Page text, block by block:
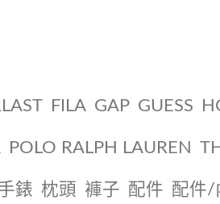
FILA GAP GUESS
POLO RALPH LAUREN
錶 枕頭 褲子 配件 配件/